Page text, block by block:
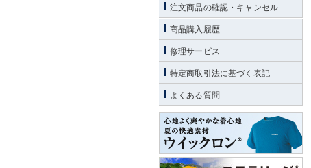
注文商品の確認・キャンセル
商品購入履歴
修理サービス
特定商取引法に基づく表記
よくある質問